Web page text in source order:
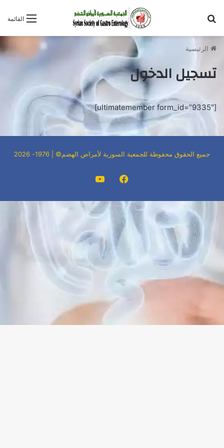
القائمة
الرئيسية
تسجيل الدخول
[ultimatemember form_id=”9335″]
جميع الحقوق محفوظة للجمعية السورية لأمراض الهضم© | 1976- 2026
فيسبوك